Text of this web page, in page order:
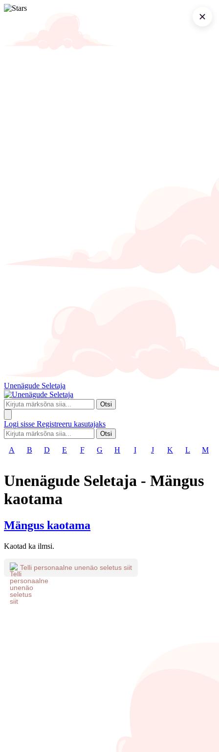
Unenägude Seletaja
Otsi
Logi sisse Registreeru kasutajaks
Otsi
A B D E F G H I J K L M
Unenägude Seletaja - Mängus
kaotama
Mängus kaotama
Kaotad ka ilmsi.
Telli personaalne unenäo seletus siit